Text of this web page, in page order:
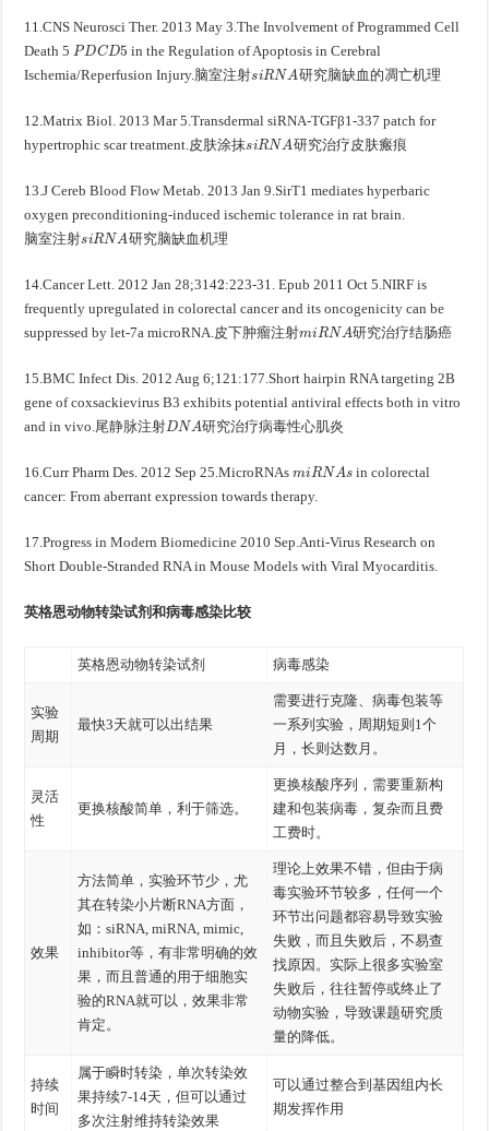
11.CNS Neurosci Ther. 2013 May 3.The Involvement of Programmed Cell
Death 5PDCD5
in the Regulation of Apoptosis in Cerebral
Ischemia/Reperfusion Injury.脑室 注 射 研 究脑 缺血的 凋 亡 机理
脑室注 射 iRNA 研究脑缺血的凋亡机理
12.Matrix Biol. 2013 Mar 5.Transdermal siRNA-TGFβ1-337 patch for
hypertrophic scar treatment.皮肤 涂 抹 研 究治 疗 皮 肤瘢 痕
皮肤涂抹 iRNA 研究治疗皮肤瘢痕
13.J Cereb Blood Flow Metab. 2013 Jan 9.SirT1 mediates hyperbaric
oxygen preconditioning-induced ischemic tolerance in rat brain.
脑室 注 射 研 究脑 缺血机理
脑室注 射 iRNA 研究脑缺血机理
14.Cancer Lett. 2012 Jan 28;3142:223-31. Epub 2011 Oct 5.NIRF is
frequently upregulated in colorectal cancer and its oncogenicity can be
suppressed by let-7a microRNA.皮 下肿瘤 注 射 研 究 治 疗结肠癌
皮下肿瘤注 射 iRNA 研究治疗结肠癌
15.BMC Infect Dis. 2012 Aug 6;121 :177.Short hairpin RNA targeting 2B
gene of coxsackievirus B3 exhibits potential antiviral effects both in vitro
and in vivo.尾 静脉 注 射 研 究 治 疗 病 毒 性 心肌 炎
尾静 脉注 射 DNA 研究治疗病毒性心肌炎
16.Curr Pharm Des. 2012 Sep 25.MicroRNAs iRNA s
in colorectal
cancer: From aberrant expression towards therapy.
17.Progress in Modern Biomedicine 2010 Sep.Anti-Virus Research on
Short Double-Stranded RNA in Mouse Models with Viral Myocarditis.
英格恩动物转染试剂和病毒感染比较
英格恩动物转染试剂 病毒感染
实验
周期
最快3天就可以出结果
需要进行克隆、病毒包装等
一系列实验，周期短则1个
月，长则达数月。
灵活
性
更换核酸简单，利于筛选。
更换核酸序列，需要重新构
建和包装病毒，复杂而且费
工费时。
效果
方法简单，实验环节少，尤
其在转染小片断RNA方面，
如：siRNA, miRNA, mimic,
inhibitor等，有非常明确的效
果，而且普通的用于细胞实
验的RNA就可以，效果非常
肯定。
理论上效果不错，但由于病
毒实验环节较多，任何一个
环节出问题都容易导致实验
失败，而且失败后，不易查
找原因。实际上很多实验室
失败后，往往暂停或终止了
动物实验，导致课题研究质
量的降低。
持续
时间
属于瞬时转染，单次转染效
果持续7-14天，但可以通过
多次注射维持转染效果
可以通过整合到基因组内长
期发挥作用